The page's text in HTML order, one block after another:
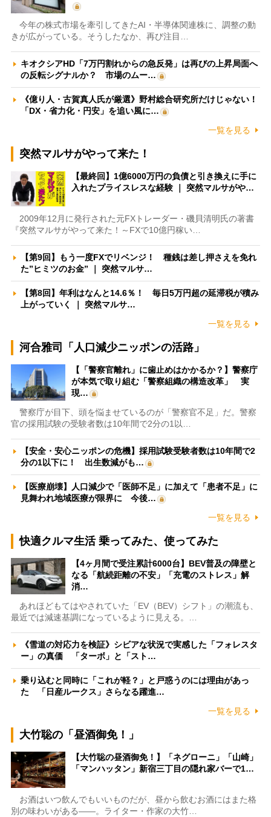
今年の株式市場を牽引してきたAI・半導体関連株に、調整の動
きが広がっている。そうしたなか、再び注目…
キオクシアHD「7万円割れからの急反発」は再びの上昇局面へ
の反転シグナルか？ 市場のムー…
《億り人・古賀真人氏が厳選》野村総合研究所だけじゃない！
「DX・省力化・円安」を追い風に…
一覧を見る
突然マルサがやって来た！
【最終回】1億6000万円の負債と引き換えに手に
入れたプライスレスな経験 ｜ 突然マルサがや…
2009年12月に発行された元FXトレーダー・磯貝清明氏の著書
『突然マルサがやって来た！～FXで10億円稼い…
【第9回】もう一度FXでリベンジ！ 種銭は差し押さえを免れ
た”ヒミツのお金” ｜ 突然マルサ…
【第8回】年利はなんと14.6％！ 毎日5万円超の延滞税が積み
上がっていく ｜ 突然マルサ…
一覧を見る
河合雅司「人口減少ニッポンの活路」
【「警察官離れ」に歯止めはかかるか？】警察庁
が本気で取り組む「警察組織の構造改革」 実
現…
警察庁が目下、頭を悩ませているのが「警察官不足」だ。警察
官の採用試験の受験者数は10年間で2分の1以…
【安全・安心ニッポンの危機】採用試験受験者数は10年間で2
分の1以下に！ 出生数減がも…
【医療崩壊】人口減少で「医師不足」に加えて「患者不足」に
見舞われ地域医療が限界に 今後…
一覧を見る
快適クルマ生活 乗ってみた、使ってみた
【4ヶ月間で受注累計6000台】BEV普及の障壁と
なる「航続距離の不安」「充電のストレス」解
消…
あれほどもてはやされていた「EV（BEV）シフト」の潮流も、
最近では減速基調になっているように見える。…
《雪道の対応力を検証》シビアな状況で実感した「フォレスタ
ー」の真価 「ターボ」と「スト…
乗り込むと同時に「これが軽？」と戸惑うのには理由があっ
た 「日産ルークス」さらなる躍進…
一覧を見る
大竹聡の「昼酒御免！」
【大竹聡の昼酒御免！】「ネグローニ」「山崎」
「マンハッタン」新宿三丁目の隠れ家バーで1…
お酒はいつ飲んでもいいものだが、昼から飲むお酒にはまた格
別の味わいがある――。ライター・作家の大竹…